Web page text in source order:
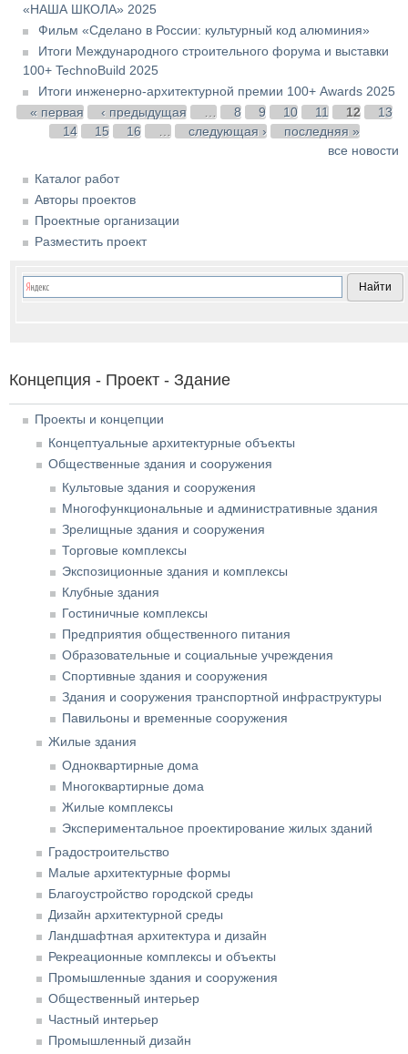
«НАША ШКОЛА» 2025
Фильм «Сделано в России: культурный код алюминия»
Итоги Международного строительного форума и выставки
100+ TechnoBuild 2025
Итоги инженерно-архитектурной премии 100+ Awards 2025
Страницы
« первая ‹ предыдущая 8 9 10 11 12
13
14
15 16 следующая ›
последняя »
все новости
Каталог работ
Авторы проектов
Проектные организации
Разместить проект
Концепция - Проект - Здание
Проекты и концепции
Концептуальные архитектурные объекты
Общественные здания и сооружения
Культовые здания и сооружения
Многофункциональные и административные здания
Зрелищные здания и сооружения
Торговые комплексы
Экспозиционные здания и комплексы
Клубные здания
Гостиничные комплексы
Предприятия общественного питания
Образовательные и социальные учреждения
Спортивные здания и сооружения
Здания и сооружения транспортной инфраструктуры
Павильоны и временные сооружения
Жилые здания
Одноквартирные дома
Многоквартирные дома
Жилые комплексы
Экспериментальное проектирование жилых зданий
Градостроительство
Малые архитектурные формы
Благоустройство городской среды
Дизайн архитектурной среды
Ландшафтная архитектура и дизайн
Рекреационные комплексы и объекты
Промышленные здания и сооружения
Общественный интерьер
Частный интерьер
Промышленный дизайн